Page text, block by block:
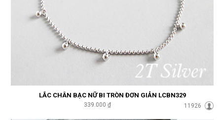
LẮC CHÂN BẠC NỮ BI TRÒN ĐƠN GIẢN LCBN329
339.000 ₫ 11926